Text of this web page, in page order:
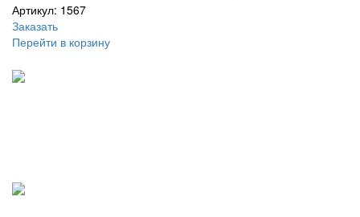
Артикул: 1567
Заказать
Перейти в корзину